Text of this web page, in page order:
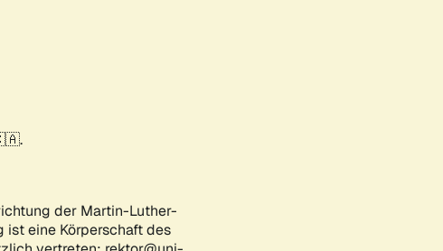
der Martin-Luther-
eine Körperschaft des